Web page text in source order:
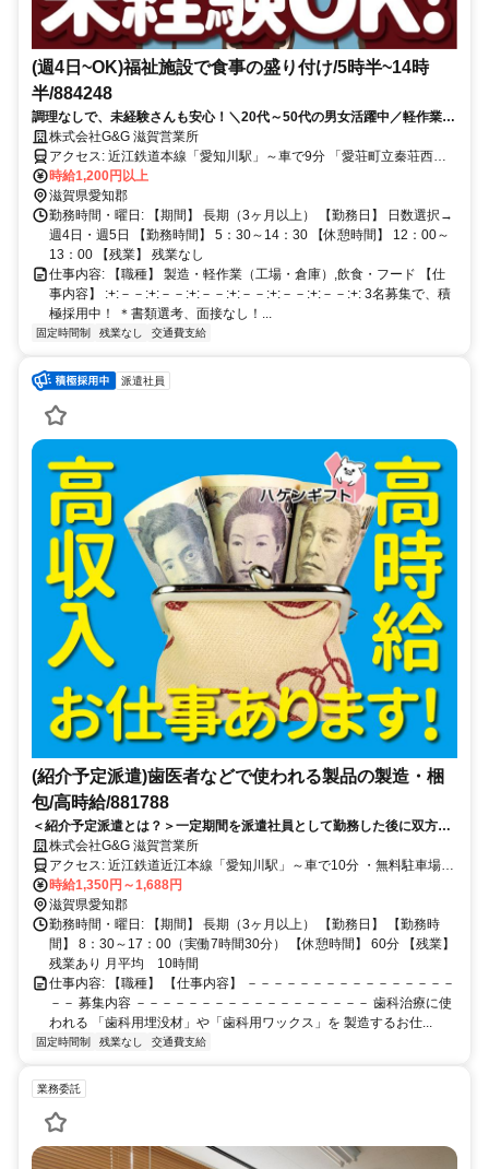
(週4日~OK)福祉施設で食事の盛り付け/5時半~14時
半/884248
調理なしで、未経験さんも安心！＼20代～50代の男女活躍中／軽作業で
も稼げる、高時給1200円！
株式会社G&G 滋賀営業所
アクセス: 近江鉄道本線「愛知川駅」～車で9分 「愛荘町立秦荘西小
学校」～車で5分 （車・バイク・自転車通勤可 / 無料Pあり） 車通勤
OK,バイク通勤OK
時給1,200円以上
滋賀県愛知郡
勤務時間・曜日: 【期間】 長期（3ヶ月以上） 【勤務日】 日数選択→
週4日・週5日 【勤務時間】 5：30～14：30 【休憩時間】 12：00～
13：00 【残業】 残業なし
仕事内容: 【職種】 製造・軽作業（工場・倉庫）,飲食・フード 【仕
事内容】 :+:－－:+:－－:+:－－:+:－－:+:－－:+:－－:+: 3名募集で、積
極採用中！ ＊書類選考、面接なし！...
固定時間制 残業なし 交通費支給
派遣社員
(紹介予定派遣)歯医者などで使われる製品の製造・梱
包/高時給/881788
＜紹介予定派遣とは？＞一定期間を派遣社員として勤務した後に双方合
意のもと直接雇用されることです。
株式会社G&G 滋賀営業所
アクセス: 近江鉄道近江本線「愛知川駅」～車で10分 ・無料駐車場あ
り 車通勤OK,バイク通勤OK
時給1,350円～1,688円
滋賀県愛知郡
勤務時間・曜日: 【期間】 長期（3ヶ月以上） 【勤務日】 【勤務時
間】 8：30～17：00（実働7時間30分） 【休憩時間】 60分 【残業】
残業あり 月平均 10時間
仕事内容: 【職種】 【仕事内容】 －－－－－－－－－－－－－－－－
－－ 募集内容 －－－－－－－－－－－－－－－－－－ 歯科治療に使
われる 「歯科用埋没材」や「歯科用ワックス」を 製造するお仕...
固定時間制 残業なし 交通費支給
業務委託